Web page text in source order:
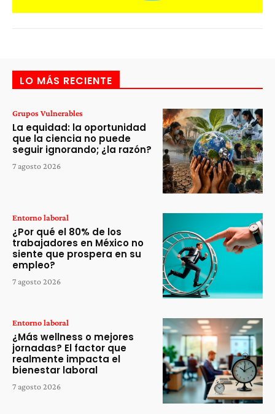
LO MÁS RECIENTE
Grupos Vulnerables
La equidad: la oportunidad
que la ciencia no puede
seguir ignorando; ¿la razón?
7 agosto 2026
Entorno laboral
¿Por qué el 80% de los
trabajadores en México no
siente que prospera en su
empleo?
7 agosto 2026
Entorno laboral
¿Más wellness o mejores
jornadas? El factor que
realmente impacta el
bienestar laboral
7 agosto 2026